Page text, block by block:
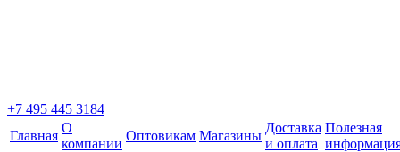
+7 495 445 3184
Главная
О
компании
Оптовикам Магазины
Доставка
и оплата
Полезная